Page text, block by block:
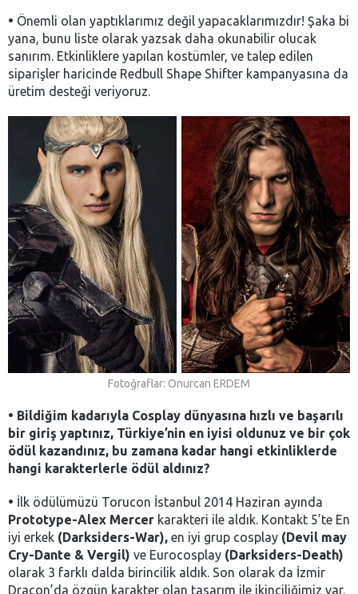
• Önemli olan yaptıklarımız değil yapacaklarımızdır! Şaka bi
yana, bunu liste olarak yazsak daha okunabilir olucak
sanırım. Etkinliklere yapılan kostümler, ve talep edilen
siparişler haricinde Redbull Shape Shifter kampanyasına da
üretim desteği veriyoruz.
Fotoğraflar: Onurcan ERDEM
• Bildiğim kadarıyla Cosplay dünyasına hızlı ve başarılı
bir giriş yaptınız, Türkiye’nin en iyisi oldunuz ve bir çok
ödül kazandınız, bu zamana kadar hangi etkinliklerde
hangi karakterlerle ödül aldınız?
• İlk ödülümüzü Torucon İstanbul 2014 Haziran ayında
Prototype-Alex Mercer karakteri ile aldık. Kontakt 5’te En
iyi erkek (Darksiders-War), en iyi grup cosplay (Devil may
Cry-Dante & Vergil) ve Eurocosplay (Darksiders-Death)
olarak 3 farklı dalda birincilik aldık. Son olarak da İzmir
Dracon’da özgün karakter olan tasarım ile ikinciliğimiz var.